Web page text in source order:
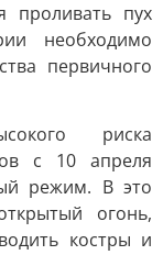
проливать пух
необходимо
первичного
риска
с 10 апреля
режим. В это
огонь,
костры и